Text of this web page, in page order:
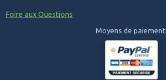
Foire aux Questions
Moyens de paiement